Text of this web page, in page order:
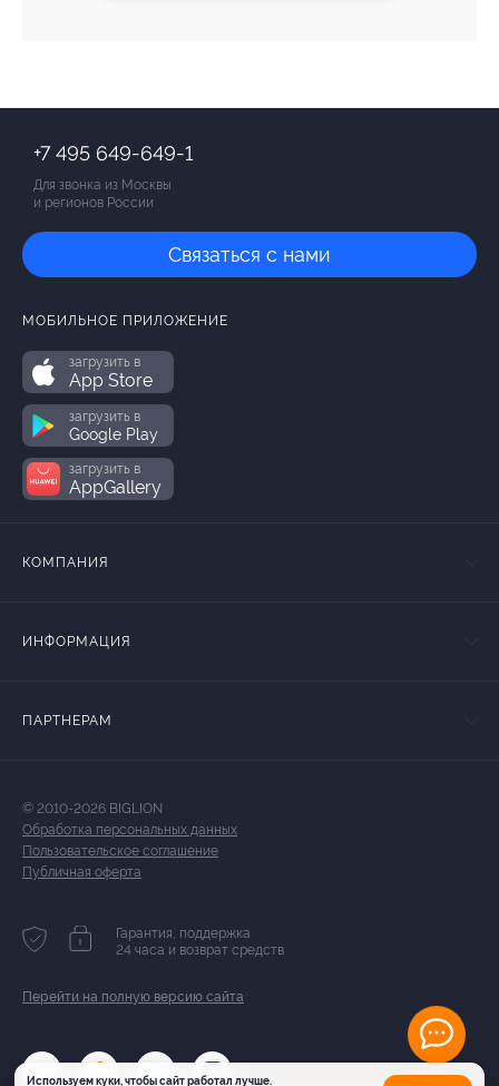
Используем куки, чтобы сайт работал лучше.
+7 495 649-649-1
Для звонка из Москвы
и регионов России
Связаться с нами
МОБИЛЬНОЕ ПРИЛОЖЕНИЕ
загрузить в
App Store
загрузить в
Google Play
загрузить в
AppGallery
КОМПАНИЯ
ИНФОРМАЦИЯ
ПАРТНЕРАМ
© 2010-2026 BIGLION
Обработка персональных данных
Пользовательское соглашение
Публичная оферта
Гарантия, поддержка
24 часа и возврат средств
Перейти на полную версию сайта